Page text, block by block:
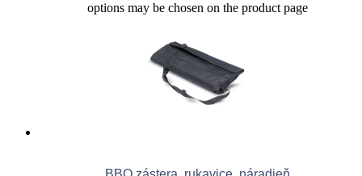
options may be chosen on the product page